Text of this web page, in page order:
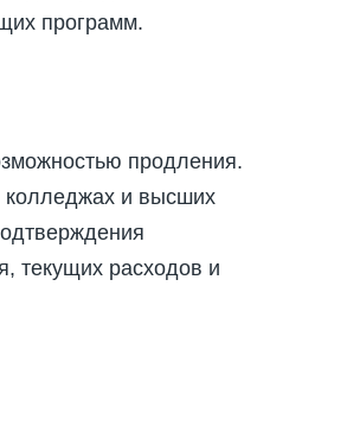
программ.
продления.
колледжах и высших
текущих расходов и